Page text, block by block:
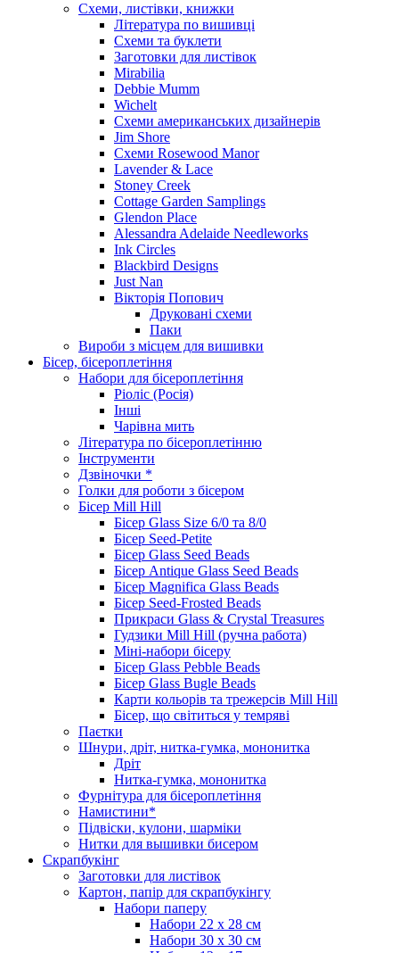
Схеми, листівки, книжки
Література по вишивці
Схеми та буклети
Заготовки для листівок
Mirabilia
Debbie Mumm
Wichelt
Схеми американських дизайнерів
Jim Shore
Cхеми Rosewood Manor
Lavender & Lace
Stoney Creek
Cottage Garden Samplings
Glendon Place
Alessandra Adelaide Needleworks
Ink Circles
Blackbird Designs
Just Nan
Вікторія Попович
Друковані схеми
Паки
Вироби з місцем для вишивки
Бісер, бісероплетіння
Набори для бісероплетіння
Ріоліс (Росія)
Інші
Чарівна мить
Література по бісероплетінню
Інструменти
Дзвіночки *
Голки для роботи з бісером
Бісер Mill Hill
Бісер Glass Size 6/0 та 8/0
Бісер Seed-Petite
Бісер Glass Seed Beads
Бісер Antique Glass Seed Beads
Бісер Magnifica Glass Beads
Бісер Seed-Frosted Beads
Прикраси Glass & Crystal Treasures
Гудзики Mill Hill (ручна работа)
Міні-набори бісеру
Бісер Glass Pebble Beads
Бісер Glass Bugle Beads
Карти кольорів та трежерсів Mill Hill
Бісер, що світиться у темряві
Паєтки
Шнури, дріт, нитка-гумка, мононитка
Дріт
Нитка-гумка, мононитка
Фурнітура для бісероплетіння
Намистини*
Підвіски, кулони, шарміки
Нитки для вышивки бисером
Скрапбукінг
Заготовки для листівок
Картон, папір для скрапбукінгу
Набори паперу
Набори 22 х 28 см
Набори 30 х 30 см